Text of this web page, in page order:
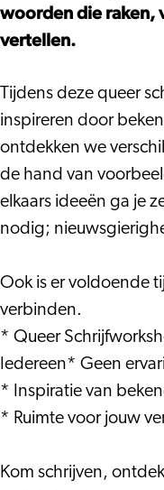
woorden die raken,
vertellen.
Tijdens deze queer
inspireren door
ontdekken we
de hand van
elkaars ideeën ga je
nodig;
Ook is er voldoende
verbinden.
* Queer
Iedereen* Geen
* Inspiratie van
* Ruimte voor jouw
Kom schrijven,